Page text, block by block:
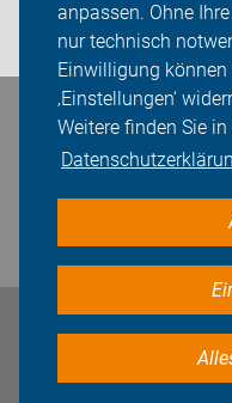
anpassen. Ohne
nur technisch
Einwilligung können
‚Einstellungen‘
Weitere finden Sie in
Login
Bleiben Sie in Kontakt